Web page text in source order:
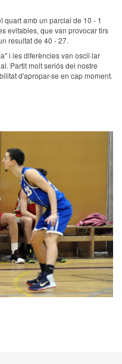
quart amb un parcial de 10 - 1
evitables, que van provocar tirs
resultat de 40 - 27.
i les diferències van oscil·lar
Partit molt seriós del nostre
d'apropar-se en cap moment.